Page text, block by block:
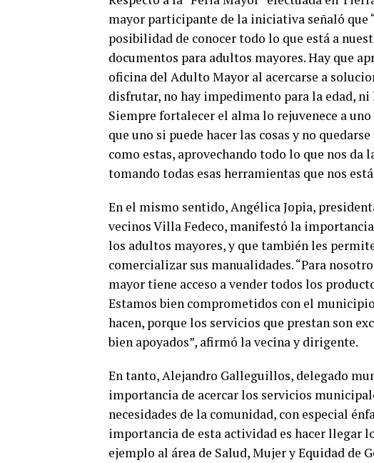
mayor participante de la iniciativa señaló que
posibilidad de conocer todo lo que está a
documentos para adultos mayores. Hay que
oficina del Adulto Mayor al acercarse a
disfrutar, no hay impedimento para la edad,
Siempre fortalecer el alma lo rejuvenece a
que uno si puede hacer las cosas y no
como estas, aprovechando todo lo que nos
tomando todas esas herramientas que nos
En el mismo sentido, Angélica Jopia,
vecinos Villa Fedeco, manifestó la
los adultos mayores, y que también les
comercializar sus manualidades. “Para
mayor tiene acceso a vender todos los
Estamos bien comprometidos con el
hacen, porque los servicios que prestan son
bien apoyados”, afirmó la vecina y dirigente.
En tanto, Alejandro Galleguillos, delegado
importancia de acercar los servicios
necesidades de la comunidad, con especial
importancia de esta actividad es hacer llegar
ejemplo al área de Salud, Mujer y Equidad de